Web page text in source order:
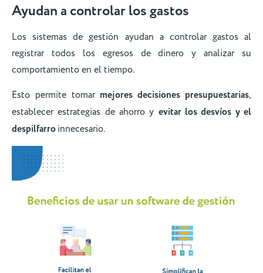
Ayudan a controlar los gastos
Los sistemas de gestión ayudan a controlar gastos al
registrar todos los egresos de dinero y analizar su
comportamiento en el tiempo.
Esto permite tomar mejores decisiones presupuestarias,
establecer estrategias de ahorro y evitar los desvíos y el
despilfarroinnecesario.